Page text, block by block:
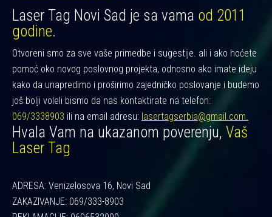
Laser Tag Novi Sad je sa vama od 2011
godine.
Otvoreni smo za sve vaše primedbe i sugestije. ali i ako hoćete
pomoć oko novog poslovnog projekta, odnosno ako imate ideju
kako da unapredimo i proširimo zajedničko poslovanje i budemo
još bolji voleli bismo da nas kontaktirate na telefon:
069/3338903 ili na email adresu: lasertagserbia@gmail.com.
Hvala Vam na ukazanom poverenju, Vaš
Laser Tag
ADRESA: Venizelosova 16, Novi Sad
ZAKAZIVANJE: 069/333-8903